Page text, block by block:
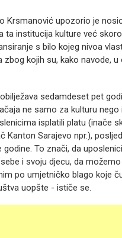
Krsmanović upozorio je
ta institucija kulture već
s bilo kojeg nivoa
kojih su, kako navode,
sedamdeset pet
ne samo za kulturu
isplatili platu (inače
Kanton Sarajevo npr.),
To znači, da
i svoju djecu, da
po umjetničko blago koje
uopšte - ističe se.